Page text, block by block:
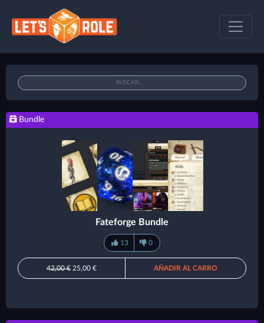
Bundle
Fateforge Bundle
13 0
42,00 € 25,00 € AÑADIR AL CARRO